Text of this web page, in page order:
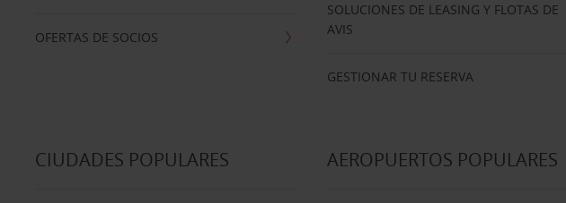
OFERTAS DE SOCIOS
SOLUCIONES DE LEASING Y FLOTAS DE
AVIS
GESTIONAR TU RESERVA
CIUDADES POPULARES AEROPUERTOS POPULARES